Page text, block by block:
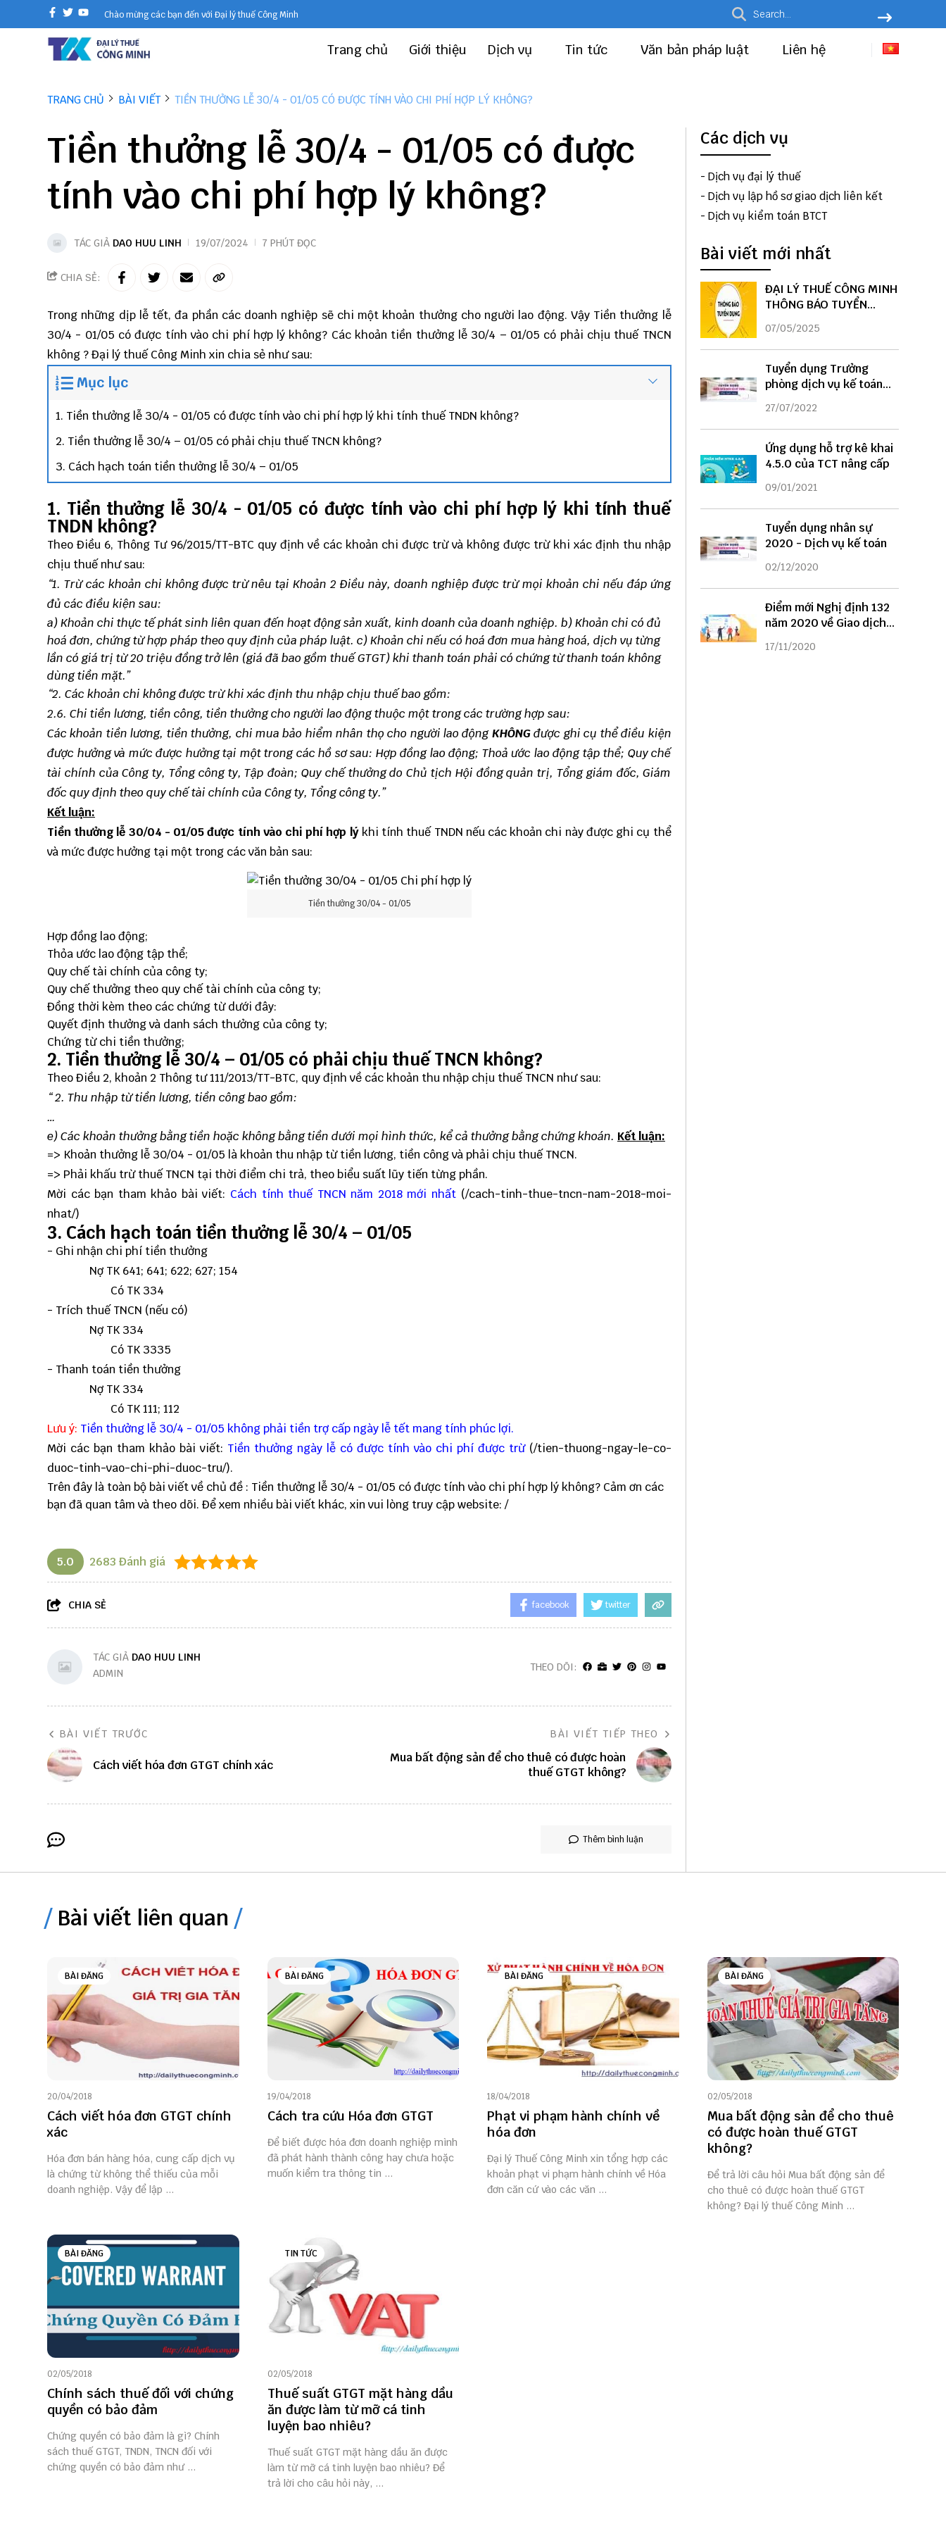
Chào mừng các bạn đến với Đại lý thuế Công Minh
Trang chủ Giới thiệu Dịch vụ Tin tức Văn bản pháp luật Liên hệ
TRANG CHỦ BÀI VIẾT TIỀN THƯỞNG LỄ 30/4 - 01/05 CÓ ĐƯỢC TÍNH VÀO CHI PHÍ HỢP LÝ KHÔNG?
Tiền thưởng lễ 30/4 - 01/05 có được
tính vào chi phí hợp lý không?
TÁC GIẢ DAO HUU LINH 19/07/2024 7 PHÚT ĐỌC
CHIA SẺ:
Trong những dịp lễ tết, đa phần các doanh nghiệp sẽ chi một khoản thưởng cho người lao động. Vậy Tiền thưởng lễ
30/4 - 01/05 có được tính vào chi phí hợp lý không? Các khoản tiền thưởng lễ 30/4 – 01/05 có phải chịu thuế TNCN
không ? Đại lý thuế Công Minh xin chia sẻ như sau:
Mục lục
1. Tiền thưởng lễ 30/4 - 01/05 có được tính vào chi phí hợp lý khi tính thuế TNDN không?
2. Tiền thưởng lễ 30/4 – 01/05 có phải chịu thuế TNCN không?
3. Cách hạch toán tiền thưởng lễ 30/4 – 01/05
1. Tiền thưởng lễ 30/4 - 01/05 có được tính vào chi phí hợp lý khi tính thuế
TNDN không?
Theo Điều 6, Thông Tư 96/2015/TT-BTC quy định về các khoản chi được trừ và không được trừ khi xác định thu nhập
chịu thuế như sau:
“1. Trừ các khoản chi không được trừ nêu tại Khoản 2 Điều này, doanh nghiệp được trừ mọi khoản chi nếu đáp ứng
đủ các điều kiện sau:
a) Khoản chi thực tế phát sinh liên quan đến hoạt động sản xuất, kinh doanh của doanh nghiệp. b) Khoản chi có đủ
hoá đơn, chứng từ hợp pháp theo quy định của pháp luật. c) Khoản chi nếu có hoá đơn mua hàng hoá, dịch vụ từng
lần có giá trị từ 20 triệu đồng trở lên (giá đã bao gồm thuế GTGT) khi thanh toán phải có chứng từ thanh toán không
dùng tiền mặt.”
“2. Các khoản chi không được trừ khi xác định thu nhập chịu thuế bao gồm:
2.6. Chi tiền lương, tiền công, tiền thưởng cho người lao động thuộc một trong các trường hợp sau:
Các khoản tiền lương, tiền thưởng, chi mua bảo hiểm nhân thọ cho người lao độngKHÔNGđược ghi cụ thể điều kiện
được hưởng và mức được hưởng tại một trong các hồ sơ sau: Hợp đồng lao động; Thoả ước lao động tập thể; Quy chế
tài chính của Công ty, Tổng công ty, Tập đoàn; Quy chế thưởng do Chủ tịch Hội đồng quản trị, Tổng giám đốc, Giám
đốc quy định theo quy chế tài chính của Công ty, Tổng công ty.”
Kết luận:
Tiền thưởng lễ 30/04 - 01/05 được tính vào chi phí hợp lýkhi tính thuế TNDN nếu các khoản chi này được ghi cụ thể
và mức được hưởng tại một trong các văn bản sau:
Tiền thưởng 30/04 - 01/05
Hợp đồng lao động;
Thỏa ước lao động tập thể;
Quy chế tài chính của công ty;
Quy chế thưởng theo quy chế tài chính của công ty;
Đồng thời kèm theo các chứng từ dưới đây:
Quyết định thưởng và danh sách thưởng của công ty;
Chứng từ chi tiền thưởng;
2. Tiền thưởng lễ 30/4 – 01/05 có phải chịu thuế TNCN không?
Theo Điều 2, khoản 2 Thông tư 111/2013/TT-BTC, quy định về các khoản thu nhập chịu thuế TNCN như sau:
“ 2. Thu nhập từ tiền lương, tiền công bao gồm:
…
e) Các khoản thưởng bằng tiền hoặc không bằng tiền dưới mọi hình thức, kể cả thưởng bằngchứng khoán. Kết luận:
=> Khoản thưởng lễ 30/04 - 01/05 là khoản thu nhập từ tiền lương, tiền công và phải chịu thuế TNCN.
=> Phải khấu trừ thuế TNCN tại thời điểm chi trả, theo biểu suất lũy tiến từng phần.
Mời các bạn tham khảo bài viết: Cách tính thuế TNCN năm 2018 mới nhất(/cach-tinh-thue-tncn-nam-2018-moi-
nhat/)
3. Cách hạch toán tiền thưởng lễ 30/4 – 01/05
- Ghi nhận chi phí tiền thưởng
Nợ TK 641; 641; 622; 627; 154
Có TK 334
- Trích thuế TNCN (nếu có)
Nợ TK 334
Có TK 3335
- Thanh toán tiền thưởng
Nợ TK 334
Có TK 111; 112
Lưu ý: Tiền thưởng lễ 30/4 - 01/05 không phải tiền trợ cấp ngày lễ tết mang tính phúc lợi.
Mời các bạn tham khảo bài viết: Tiền thưởng ngày lễ có được tính vào chi phí được trừ(/tien-thuong-ngay-le-co-
duoc-tinh-vao-chi-phi-duoc-tru/).
Trên đây là toàn bộ bài viết về chủ đề : Tiền thưởng lễ 30/4 - 01/05 có được tính vào chi phí hợp lý không? Cảm ơn các
bạn đã quan tâm và theo dõi. Để xem nhiều bài viết khác, xin vui lòng truy cập website: /
5.0 2683 Đánh giá
CHIA SẺ facebook twitter
TÁC GIẢ DAO HUU LINH
ADMIN
THEO DÕI:
BÀI VIẾT TRƯỚC
Cách viết hóa đơn GTGT chính xác
BÀI VIẾT TIẾP THEO
Mua bất động sản để cho thuê có được hoàn
thuế GTGT không?
Thêm bình luận
Các dịch vụ
- Dịch vụ đại lý thuế
- Dịch vụ lập hồ sơ giao dịch liên kết
- Dịch vụ kiểm toán BTCT
Bài viết mới nhất
ĐẠI LÝ THUẾ CÔNG MINH
THÔNG BÁO TUYỂN
DỤNG
07/05/2025
Tuyển dụng Trưởng
phòng dịch vụ kế toán
năm 2022
27/07/2022
Ứng dụng hỗ trợ kê khai
4.5.0 của TCT nâng cấp
09/01/2021
Tuyển dụng nhân sự
2020 - Dịch vụ kế toán
02/12/2020
Điểm mới Nghị định 132
năm 2020 về Giao dịch
liên kết
17/11/2020
Bài viết liên quan
BÀI ĐĂNG
20/04/2018
Cách viết hóa đơn GTGT chính
xác
Hóa đơn bán hàng hóa, cung cấp dịch vụ
là chứng từ không thể thiếu của mỗi
doanh nghiệp. Vậy để lập ...
BÀI ĐĂNG
19/04/2018
Cách tra cứu Hóa đơn GTGT
Để biết được hóa đơn doanh nghiệp mình
đã phát hành thành công hay chưa hoặc
muốn kiểm tra thông tin ...
BÀI ĐĂNG
18/04/2018
Phạt vi phạm hành chính về
hóa đơn
Đại lý Thuế Công Minh xin tổng hợp các
khoản phạt vi phạm hành chính về Hóa
đơn căn cứ vào các văn ...
BÀI ĐĂNG
02/05/2018
Mua bất động sản để cho thuê
có được hoàn thuế GTGT
không?
Để trả lời câu hỏi Mua bất động sản để
cho thuê có được hoàn thuế GTGT
không? Đại lý thuế Công Minh ...
BÀI ĐĂNG
02/05/2018
Chính sách thuế đối với chứng
quyền có bảo đảm
Chứng quyền có bảo đảm là gì? Chính
sách thuế GTGT, TNDN, TNCN đối với
chứng quyền có bảo đảm như ...
TIN TỨC
02/05/2018
Thuế suất GTGT mặt hàng dầu
ăn được làm từ mỡ cá tinh
luyện bao nhiêu?
Thuế suất GTGT mặt hàng dầu ăn được
làm từ mỡ cá tinh luyện bao nhiêu? Để
trả lời cho câu hỏi này, ...